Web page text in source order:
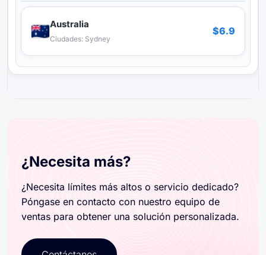
¿Necesita más?
¿Necesita límites más altos o servicio dedicado?
Póngase en contacto con nuestro equipo de
ventas para obtener una solución personalizada.